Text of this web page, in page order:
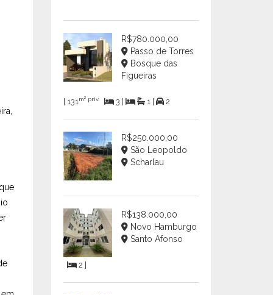
R$780.000,00
Passo de Torres
Bosque das
Figueiras
| 131m² priv. 3 | 1 | 2
R$250.000,00
São Leopoldo
Scharlau
R$138.000,00
Novo Hamburgo
Santo Afonso
2 |